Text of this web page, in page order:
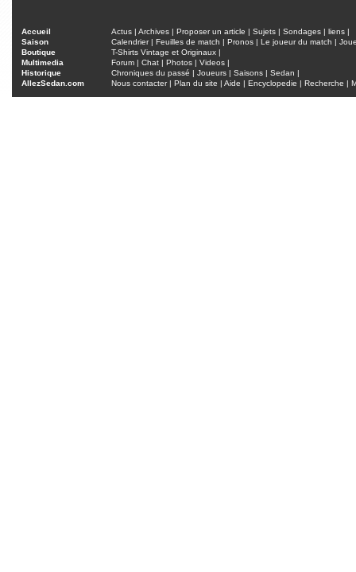
Accueil Actus | Archives | Proposer un article | Sujets | Sondages | liens |
Saison
Calendrier| Feuilles de match | Pronos | Le joueur du match |
Boutique
T-Shirts Vintage et Originaux |
Multimedia
Forum | Chat | Photos | Videos |
Historique
Chroniques du passé | Joueurs | Saisons | Sedan |
AllezSedan.com
Nous contacter| Plan du site | Aide | Encyclopedie | Recherche |